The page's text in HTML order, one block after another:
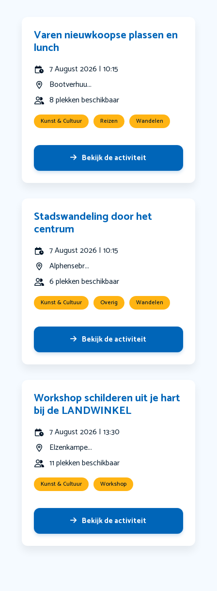
Varen nieuwkoopse plassen en
lunch
7 August 2026 | 10:15
Bootverhuu...
8 plekken beschikbaar
Kunst & Cultuur Reizen Wandelen
Bekijk de activiteit
Stadswandeling door het
centrum
7 August 2026 | 10:15
Alphensebr...
6 plekken beschikbaar
Kunst & Cultuur Overig Wandelen
Bekijk de activiteit
Workshop schilderen uit je hart
bij de LANDWINKEL
7 August 2026 | 13:30
Elzenkampe...
11 plekken beschikbaar
Kunst & Cultuur Workshop
Bekijk de activiteit